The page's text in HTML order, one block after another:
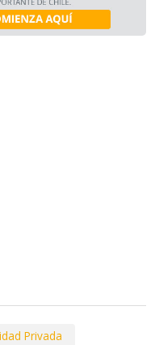
Privada